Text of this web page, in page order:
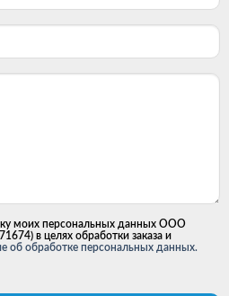
моих персональных данных ООО
в целях обработки заказа и
об обработке персональных данных.